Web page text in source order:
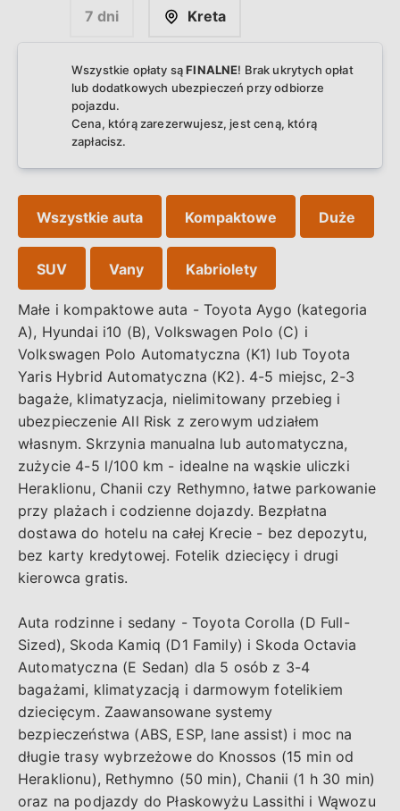
7 dni
Kreta
Wszystkie opłaty sąFINALNE! Brak ukrytych opłat
lub dodatkowych ubezpieczeń przy odbiorze
pojazdu.
Cena, którą zarezerwujesz, jest ceną, którą
zapłacisz.
Wszystkie auta Kompaktowe Duże
SUV Vany Kabriolety
Małe i kompaktowe auta - Toyota Aygo (kategoria
A), Hyundai i10 (B), Volkswagen Polo (C) i
Volkswagen Polo Automatyczna (K1) lub Toyota
Yaris Hybrid Automatyczna (K2). 4-5 miejsc, 2-3
bagaże, klimatyzacja, nielimitowany przebieg i
ubezpieczenie All Risk z zerowym udziałem
własnym. Skrzynia manualna lub automatyczna,
zużycie 4-5 l/100 km - idealne na wąskie uliczki
Heraklionu, Chanii czy Rethymno, łatwe parkowanie
przy plażach i codzienne dojazdy. Bezpłatna
dostawa do hotelu na całej Krecie - bez depozytu,
bez karty kredytowej. Fotelik dziecięcy i drugi
kierowca gratis.
Auta rodzinne i sedany - Toyota Corolla (D Full-
Sized), Skoda Kamiq (D1 Family) i Skoda Octavia
Automatyczna (E Sedan) dla 5 osób z 3-4
bagażami, klimatyzacją i darmowym fotelikiem
dziecięcym. Zaawansowane systemy
bezpieczeństwa (ABS, ESP, lane assist) i moc na
długie trasy wybrzeżowe do Knossos (15 min od
Heraklionu), Rethymno (50 min), Chanii (1 h 30 min)
oraz na podjazdy do Płaskowyżu Lassithi i Wąwozu